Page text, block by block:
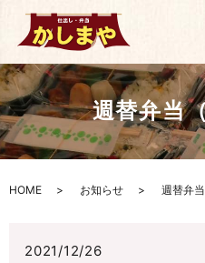
週替弁当
HOME お知らせ 週替弁
2021/12/26